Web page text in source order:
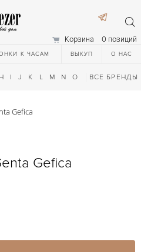
Корзина 0 позиций
К ЧАСАМ ВЫКУП О НАС
H I J K L M N O Q R S T
ВСЕ БРЕНДЫ
Gefica
Gefica